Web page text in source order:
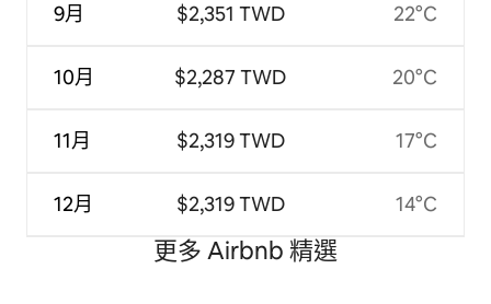
9月
10月
11月
12月
$2,351 TWD
$2,287 TWD
$2,319 TWD
$2,319 TWD
22°C
20°C
17°C
14°C
更多 Airbnb 精選